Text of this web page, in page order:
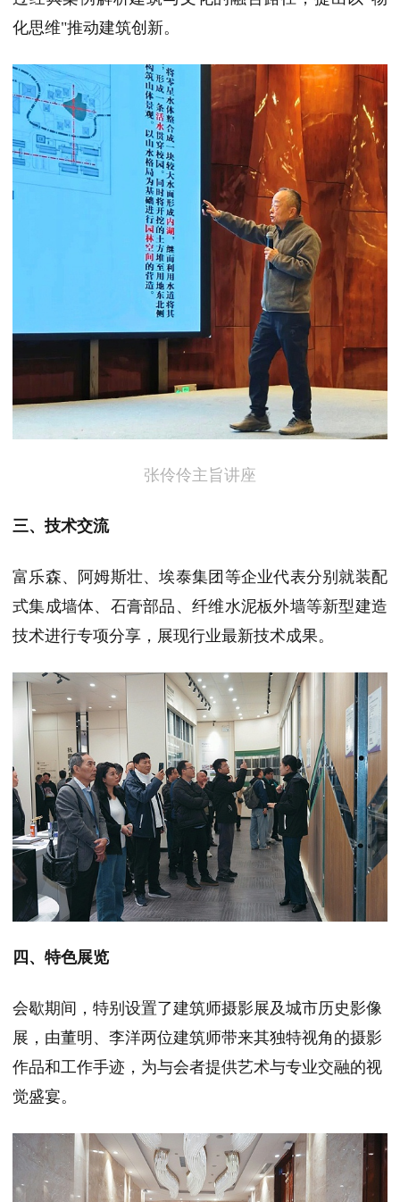
化思维"推动建筑创新。
张伶伶主旨讲座
三、技术交流
富乐森、阿姆斯壮、埃泰集团等企业代表分别就装配
式集成墙体、石膏部品、纤维水泥板外墙等新型建造
技术进行专项分享，展现行业最新技术成果。
四、特色展览
会歇期间，特别设置了建筑师摄影展及城市历史影像
展，由董明、李洋两位建筑师带来其独特视角的摄影
作品和工作手迹，为与会者提供艺术与专业交融的视
觉盛宴。